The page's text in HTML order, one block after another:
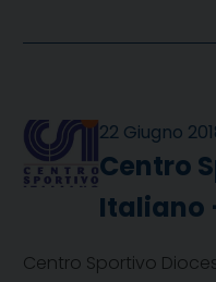
22 Giugno
Centro
Italiano
Centro Sportivo